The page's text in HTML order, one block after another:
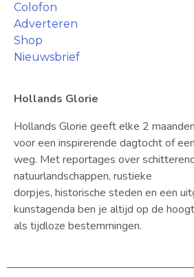
Colofon
Adverteren
Shop
Nieuwsbrief
Hollands Glorie
Hollands Glorie geeft elke 2
voor een inspirerende dagtocht of
weg. Met reportages over
natuurlandschappen, rustieke
dorpjes, historische steden en een
kunstagenda ben je altijd op de
als tijdloze bestemmingen.